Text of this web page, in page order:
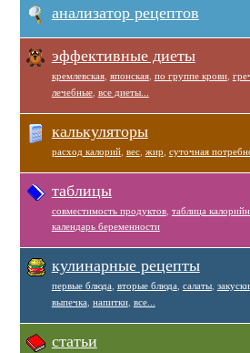
анализатор рецептов
эффективные диеты
кремлевская, японская, по группе крови,
лечебные, все диеты...
калькуляторы
расход калорий, вес, жир суточная
таблицы
совместимость продуктов, таблица
календарь беременности
кулинарные рецепты
первые блюда вторые блюда салаты, закуски,
выпечка напитки, все...
статьи